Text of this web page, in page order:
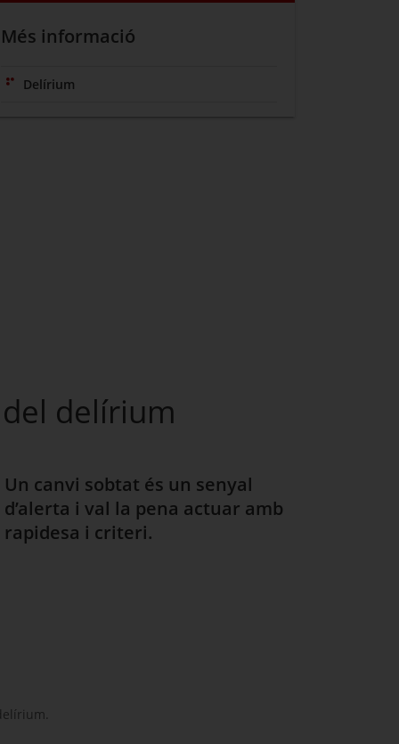
Més informació
Delírium
delírium
Un canvi sobtat és un senyal
d’alerta i val la pena actuar amb
rapidesa i criteri.
.